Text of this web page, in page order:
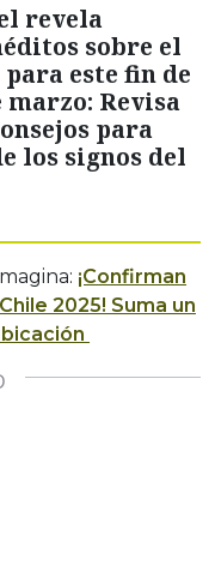
revela
sobre el
este fin de
marzo: Revisa
para
los signos del
¡Confirman
2025! Suma un